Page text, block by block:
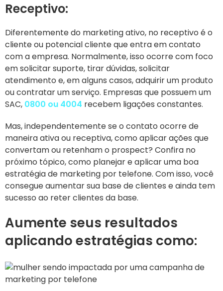
Receptivo:
Diferentemente do marketing ativo, no receptivo é o
cliente ou potencial cliente que entra em contato
com a empresa. Normalmente, isso ocorre com foco
em solicitar suporte, tirar dúvidas, solicitar
atendimento e, em alguns casos, adquirir um produto
ou contratar um serviço. Empresas que possuem um
SAC, 0800 ou 4004 recebem ligações constantes.
Mas, independentemente se o contato ocorre de
maneira ativa ou receptiva, como aplicar ações que
convertam ou retenham o prospect? Confira no
próximo tópico, como planejar e aplicar uma boa
estratégia de marketing por telefone. Com isso, você
consegue aumentar sua base de clientes e ainda tem
sucesso ao reter clientes da base.
Aumente seus resultados
aplicando estratégias como: